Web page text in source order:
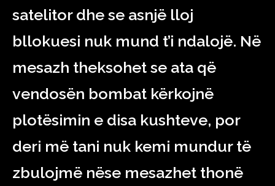
satelitor dhe se asnjë lloj
bllokuesi nuk mund t’i ndalojë. Në
mesazh theksohet se ata që
vendosën bombat kërkojnë
plotësimin e disa kushteve, por
deri më tani nuk kemi mundur të
zbulojmë nëse mesazhet thonë